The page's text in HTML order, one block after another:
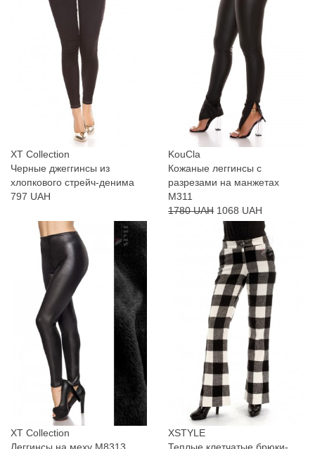
XT Collection
Черные джеггинсы из
хлопкового стрейч-денима
797 UAH
KouCla
Кожаные леггинсы с
разрезами на манжетах
M311
1780 UAH 1068 UAH
XT Collection
XSTYLE